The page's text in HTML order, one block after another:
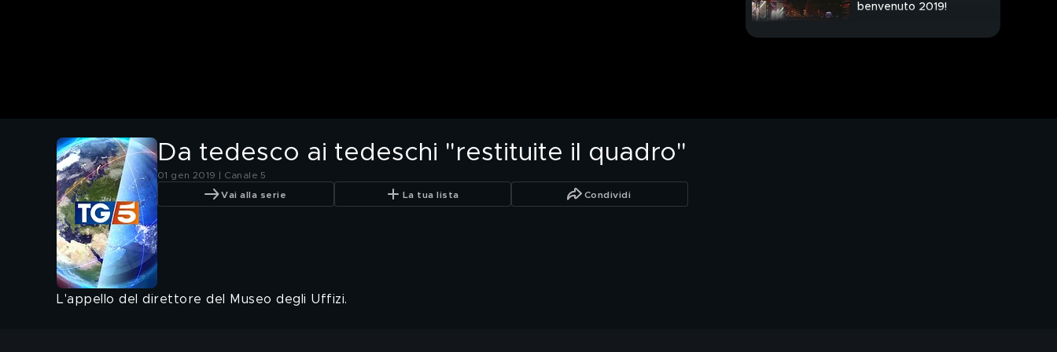
benvenuto 2019!
Da tedesco ai tedeschi "restituite il quadro"
01 gen 2019 | Canale 5
Vai alla serie La tua lista Condividi
L'appello del direttore del Museo degli Uffizi.